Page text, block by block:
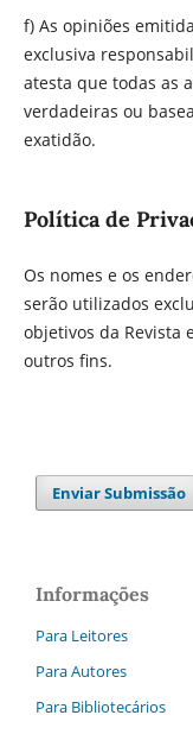
f) As opiniões
exclusiva
atesta que todas as
verdadeiras ou
exatidão.
Política de
Os nomes e os
serão utilizados
objetivos da Revista
outros fins.
Enviar Submissão
Informações
Para Leitores
Para Autores
Para Bibliotecários